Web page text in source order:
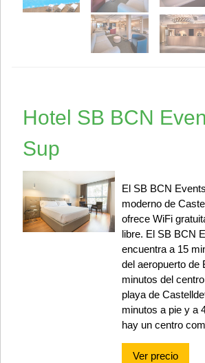
Hotel SB BCN
Sup
El SB BCN
moderno de
ofrece WiFi
libre. El SB BCN
encuentra a 15
del aeropuerto de
minutos del
playa de
minutos a pie y a
hay un centro
Ver precio